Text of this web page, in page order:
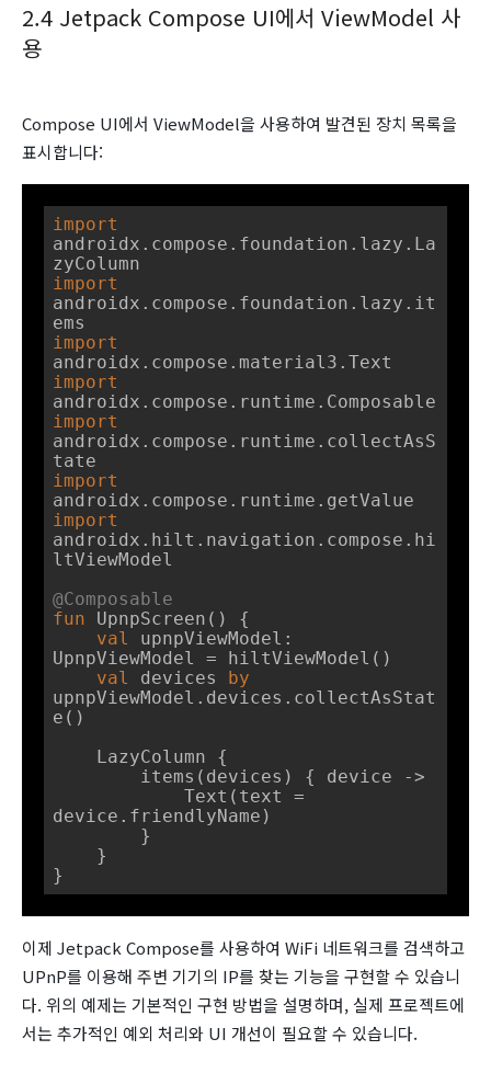
2.4 Jetpack Compose UI에서 ViewModel 사
용
Compose UI에서 ViewModel을 사용하여 발견된 장치 목록을
표시합니다:
import
androidx.compose.foundation.lazy.La
import
androidx.compose.foundation.lazy.it
import
import
import
androidx.compose.runtime.collectAsS
import
import
androidx.hilt.navigation.compose.hi
ltViewModel
@Composable
fun
UpnpScreen ()
{
val
upnpViewModel:
UpnpViewModel = hiltViewModel()
val
devices
by
upnpViewModel.devices.collectAsStat
e()
device.friendlyName)
}
이제 Jetpack Compose를 사용하여 WiFi 네트워크를 검색하고
UPnP를 이용해 주변 기기의 IP를 찾는 기능을 구현할 수 있습니
다. 위의 예제는 기본적인 구현 방법을 설명하며, 실제 프로젝트에
서는 추가적인 예외 처리와 UI 개선이 필요할 수 있습니다.